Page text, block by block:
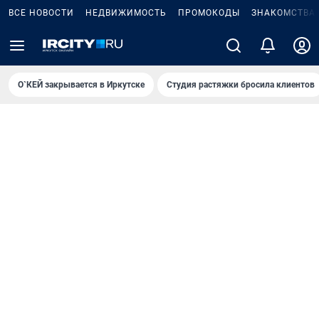
ВСЕ НОВОСТИ НЕДВИЖИМОСТЬ ПРОМОКОДЫ ЗНАКОМСТВА
О`КЕЙ закрывается в Иркутске Студия растяжки бросила клиентов